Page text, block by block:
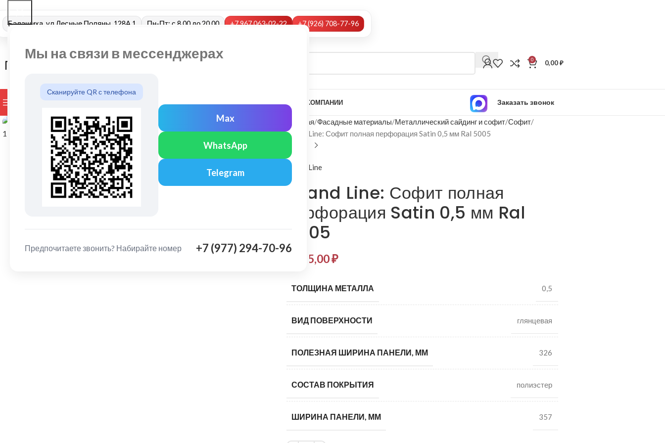
Мы на связи в мессенджерах
Сканируйте QR с телефона
Max
WhatsApp
Telegram
Предпочитаете звонить? Набирайте номер +7 (977) 294-70-96
Балашиха, ул Лесные Поляны, 128А 1 Пн-Пт: с 8.00 до 20.00 +7 967 063-02-22 +7 (926) 708-77-96
0 0,00₽
ПРОСМОТР КАТЕГОРИЙ БРЕНДЫ О КОМПАНИИ Заказать звонок
Нажмите, чтобы увеличить Главная Фасадные материалы Металлический сайдинг и софит Софит
Grand Line: Софит полная перфорация Satin 0,5 мм Ral 5005
Grand Line
Grand Line: Софит полная
перфорация Satin 0,5 мм Ral
5005
1 135,00₽
ТОЛЩИНА МЕТАЛЛА 0,5
ВИД ПОВЕРХНОСТИ глянцевая
ПОЛЕЗНАЯ ШИРИНА ПАНЕЛИ, ММ 326
СОСТАВ ПОКРЫТИЯ полиэстер
ШИРИНА ПАНЕЛИ, ММ 357